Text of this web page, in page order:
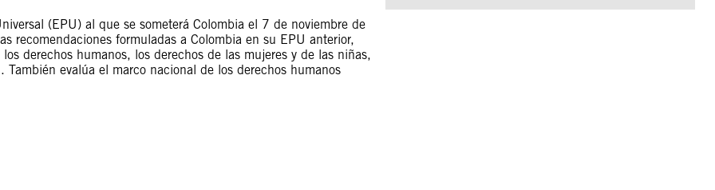
(EPU) al que se someterá Colombia el 7 de noviembre de
formuladas a Colombia en su EPU anterior,
derechos humanos, los derechos de las mujeres y de las niñas,
evalúa el marco nacional de los derechos humanos